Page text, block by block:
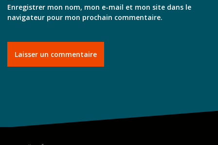
Enregistrer mon nom, mon e-mail et mon site dans le
navigateur pour mon prochain commentaire.